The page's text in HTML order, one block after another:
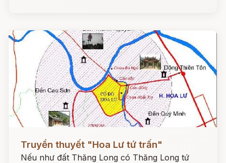
Đọc ngay
Truyền thuyết "Hoa Lư tứ trấn"
Nếu như đất Thăng Long có Thăng Long tứ